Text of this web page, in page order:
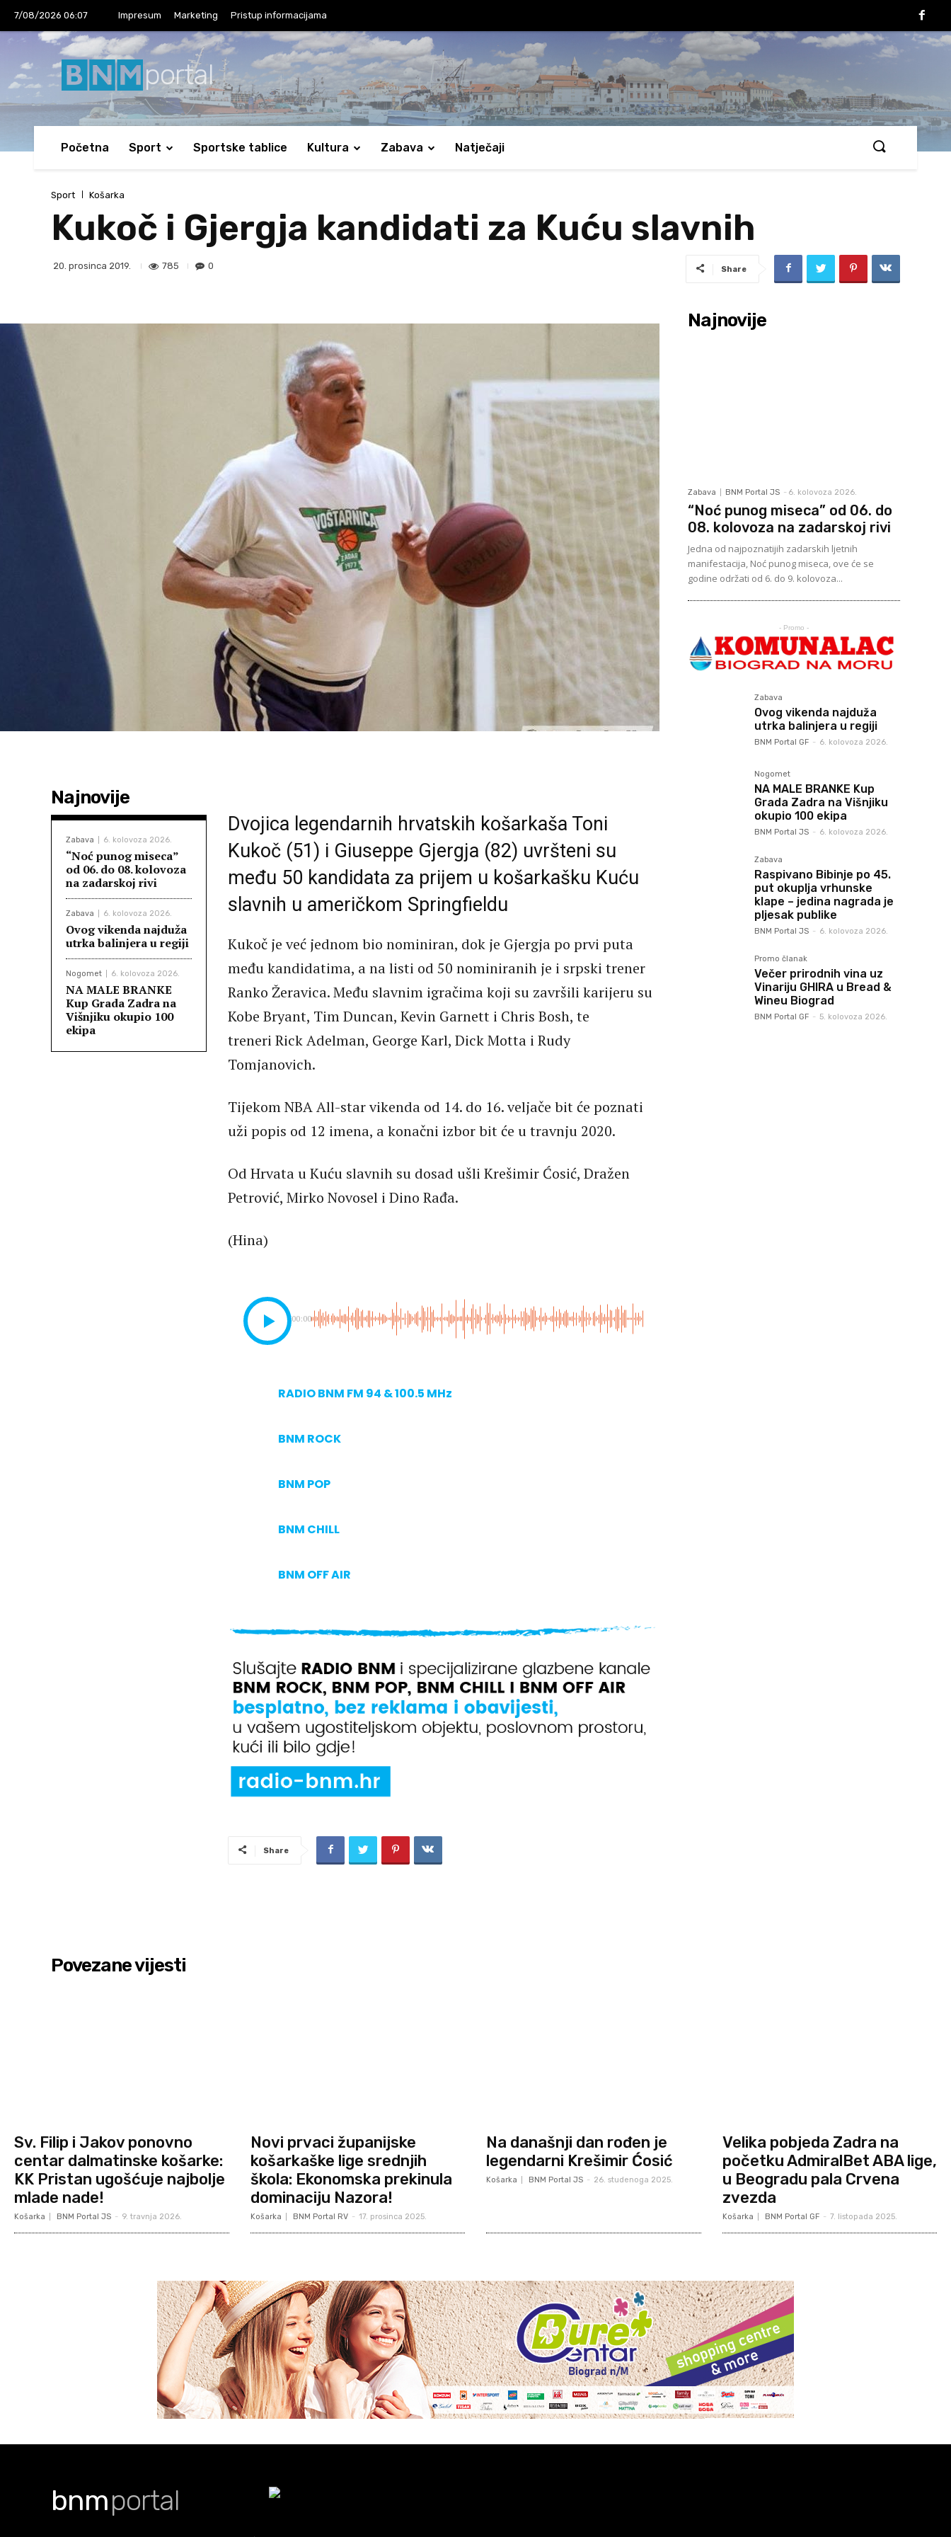
7/08/2026 06:07 Impresum Marketing Pristup informacijama
portal
Početna Sport Sportske tablice Kultura Zabava Natječaji
Sport Košarka
Kukoč i Gjergja kandidati za Kuću slavnih
20. prosinca 2019. 785 0 Share
Najnovije
Zabava 6. kolovoza 2026.
“Noć punog miseca”
od 06. do 08. kolovoza
na zadarskoj rivi
Zabava 6. kolovoza 2026.
Ovog vikenda najduža
utrka balinjera u regiji
Nogomet 6. kolovoza 2026.
NA MALE BRANKE
Kup Grada Zadra na
Višnjiku okupio 100
ekipa
Dvojica legendarnih hrvatskih košarkaša Toni
Kukoč (51) i Giuseppe Gjergja (82) uvršteni su
među 50 kandidata za prijem u košarkašku Kuću
slavnih u američkom Springfieldu
Kukoč je već jednom bio nominiran, dok je Gjergja po prvi puta
među kandidatima, a na listi od 50 nominiranih je i srpski trener
Ranko Žeravica. Među slavnim igračima koji su završili karijeru su
Kobe Bryant, Tim Duncan, Kevin Garnett i Chris Bosh, te
treneri Rick Adelman, George Karl, Dick Motta i Rudy
Tomjanovich.
Tijekom NBA All-star vikenda od 14. do 16. veljače bit će poznati
uži popis od 12 imena, a konačni izbor bit će u travnju 2020.
Od Hrvata u Kuću slavnih su dosad ušli Krešimir Ćosić, Dražen
Petrović, Mirko Novosel i Dino Rađa.
(Hina)
00:00
RADIO BNM FM 94 & 100.5 MHz
BNM ROCK
BNM POP
BNM CHILL
BNM OFF AIR
Share
Najnovije
Zabava BNM Portal JS - 6. kolovoza 2026.
“Noć punog miseca” od 06. do
08. kolovoza na zadarskoj rivi
Jedna od najpoznatijih zadarskih ljetnih
manifestacija, Noć punog miseca, ove će se
godine održati od 6. do 9. kolovoza...
- Promo -
Zabava
Ovog vikenda najduža
utrka balinjera u regiji
BNM Portal GF - 6. kolovoza 2026.
Nogomet
NA MALE BRANKE Kup
Grada Zadra na Višnjiku
okupio 100 ekipa
BNM Portal JS - 6. kolovoza 2026.
Zabava
Raspivano Bibinje po 45.
put okuplja vrhunske
klape – jedina nagrada je
pljesak publike
BNM Portal JS - 6. kolovoza 2026.
Promo članak
Večer prirodnih vina uz
Vinariju GHIRA u Bread &
Wineu Biograd
BNM Portal GF - 5. kolovoza 2026.
Povezane vijesti
Sv. Filip i Jakov ponovno
centar dalmatinske košarke:
KK Pristan ugošćuje najbolje
mlade nade!
Košarka BNM Portal JS - 9. travnja 2026.
Novi prvaci županijske
košarkaške lige srednjih
škola: Ekonomska prekinula
dominaciju Nazora!
Košarka BNM Portal RV - 17. prosinca 2025.
Na današnji dan rođen je
legendarni Krešimir Ćosić
Košarka BNM Portal JS - 26. studenoga 2025.
Velika pobjeda Zadra na
početku AdmiralBet ABA lige,
u Beogradu pala Crvena
zvezda
Košarka BNM Portal GF - 7. listopada 2025.
bnmportal